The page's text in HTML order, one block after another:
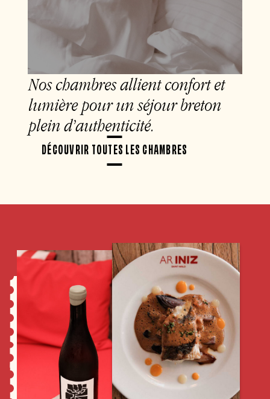
Nos chambres allient confort et
lumière pour un séjour breton
plein d’authenticité.
DÉCOUVRIR TOUTES LES CHAMBRES